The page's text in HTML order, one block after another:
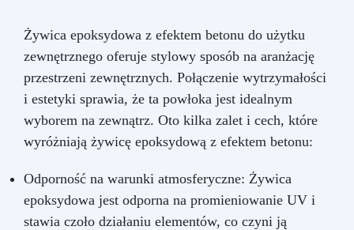
Żywica epoksydowa z efektem betonu do użytku
zewnętrznego oferuje stylowy sposób na aranżację
przestrzeni zewnętrznych. Połączenie wytrzymałości
i estetyki sprawia, że ta powłoka jest idealnym
wyborem na zewnątrz. Oto kilka zalet i cech, które
wyróżniają żywicę epoksydową z efektem betonu:
Odporność na warunki atmosferyczne: Żywica
epoksydowa jest odporna na promieniowanie UV i
stawia czoło działaniu elementów, co czyni ją